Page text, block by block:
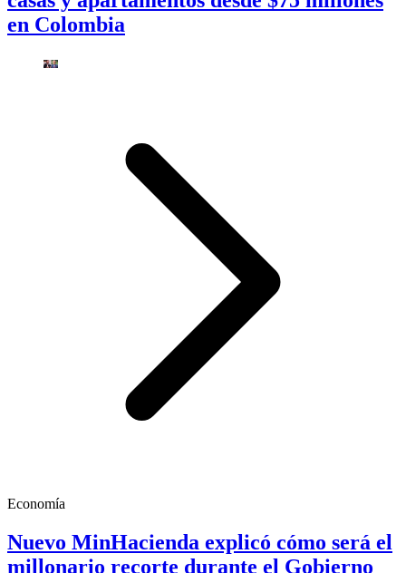
en Colombia
Economía
Nuevo MinHacienda explicó cómo será el
millonario recorte durante el Gobierno